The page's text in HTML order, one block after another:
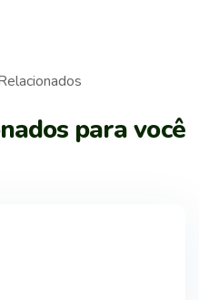
para você